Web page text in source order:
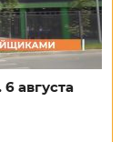
августа